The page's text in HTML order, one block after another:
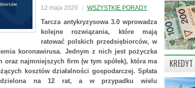
12 maja 2020 WSZYSTKIE PORADY
Tarcza antykryzysowa 3.0 wprowadza
kolejne rozwiązania, które mają
ratować polskich przedsiębiorców, w
koronawirusa. Jednym z nich jest pożyczka
oraz najmniejszych firm (w tym spółek), która ma
kosztów działalności gospodarczej. Spłata
na 12 rat, a w przypadku wielu